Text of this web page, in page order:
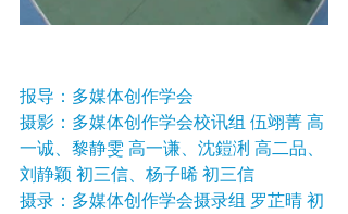
报导：多媒体创作学会
摄影：多媒体创作学会校讯组 伍翊菁 高
一诚、黎静雯 高一谦、沈鎧浰 高二品、
刘静颖 初三信、杨子晞 初三信
摄录：多媒体创作学会摄录组 罗芷晴 初